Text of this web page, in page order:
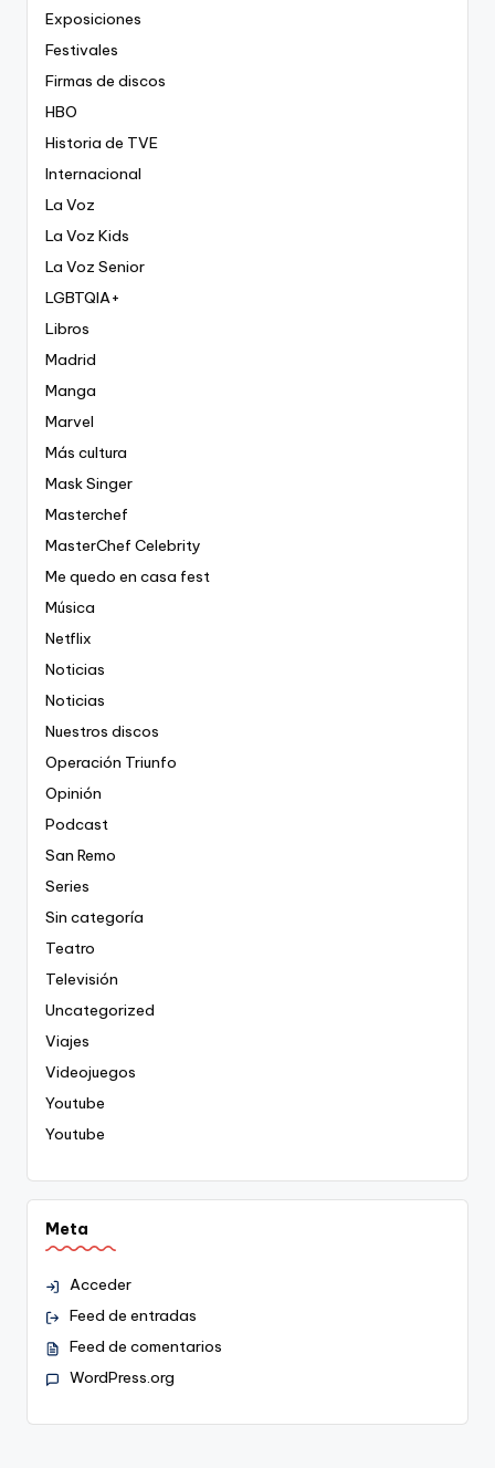
Exposiciones
Festivales
Firmas de discos
HBO
Historia de TVE
Internacional
La Voz
La Voz Kids
La Voz Senior
LGBTQIA+
Libros
Madrid
Manga
Marvel
Más cultura
Mask Singer
Masterchef
MasterChef Celebrity
Me quedo en casa fest
Música
Netflix
Noticias
Noticias
Nuestros discos
Operación Triunfo
Opinión
Podcast
San Remo
Series
Sin categoría
Teatro
Televisión
Uncategorized
Viajes
Videojuegos
Youtube
Youtube
Meta
Acceder
Feed de entradas
Feed de comentarios
WordPress.org